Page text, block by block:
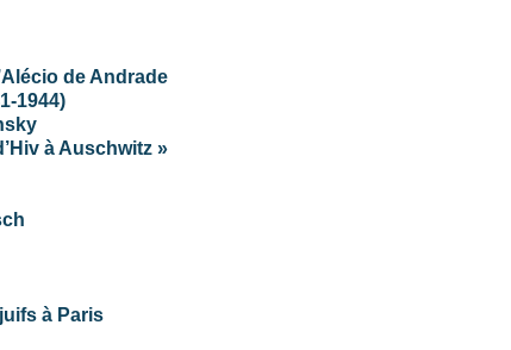
de Andrade
1944)
à Auschwitz »
à Paris